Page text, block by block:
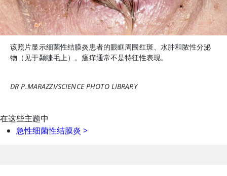
该照片显示细菌性结膜炎患者的眼眶周围红斑、水肿和脓性分泌
物（见于颞睫毛上）。瘙痒通常不是特征性表现。
DR P.MARAZZI/SCIENCE PHOTO LIBRARY
在这些主题中
急性细菌性结膜炎 >